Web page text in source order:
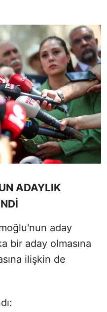
ADAYLIK
aday
bir aday olmasına
ilişkin de